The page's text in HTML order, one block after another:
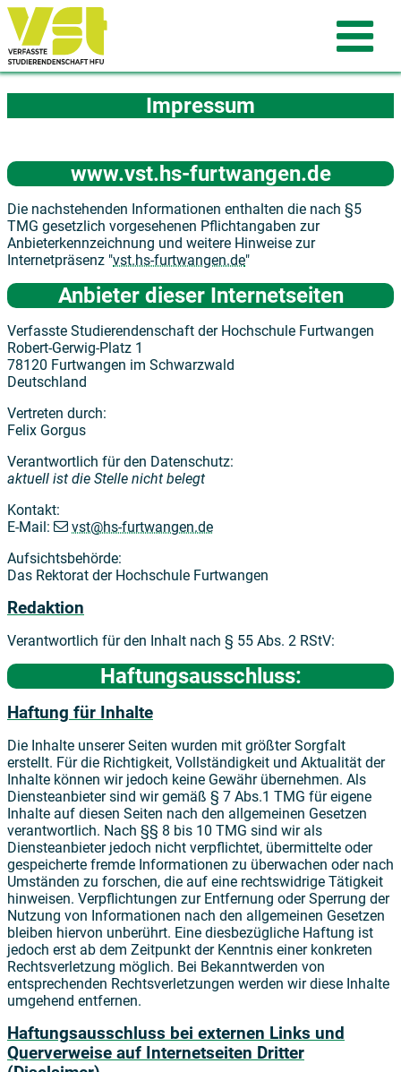
Impressum
www.vst.hs-furtwangen.de
Die nachstehenden Informationen enthalten die nach §5
TMG gesetzlich vorgesehenen Pflichtangaben zur
Anbieterkennzeichnung und weitere Hinweise zur
Internetpräsenz "vst.hs-furtwangen.de"
Anbieter dieser Internetseiten
Verfasste Studierendenschaft der Hochschule Furtwangen
Robert-Gerwig-Platz 1
78120 Furtwangen im Schwarzwald
Deutschland
Vertreten durch:
Felix Gorgus
Verantwortlich für den Datenschutz:
aktuell ist die Stelle nicht belegt
Kontakt:
E-Mail:
vst@hs-furtwangen.de
Aufsichtsbehörde:
Das Rektorat der Hochschule Furtwangen
Redaktion
Verantwortlich für den Inhalt nach § 55 Abs. 2 RStV:
Haftungsausschluss:
Haftung für Inhalte
Die Inhalte unserer Seiten wurden mit größter Sorgfalt
erstellt. Für die Richtigkeit, Vollständigkeit und Aktualität der
Inhalte können wir jedoch keine Gewähr übernehmen. Als
Diensteanbieter sind wir gemäß § 7 Abs.1 TMG für eigene
Inhalte auf diesen Seiten nach den allgemeinen Gesetzen
verantwortlich. Nach §§ 8 bis 10 TMG sind wir als
Diensteanbieter jedoch nicht verpflichtet, übermittelte oder
gespeicherte fremde Informationen zu überwachen oder nach
Umständen zu forschen, die auf eine rechtswidrige Tätigkeit
hinweisen. Verpflichtungen zur Entfernung oder Sperrung der
Nutzung von Informationen nach den allgemeinen Gesetzen
bleiben hiervon unberührt. Eine diesbezügliche Haftung ist
jedoch erst ab dem Zeitpunkt der Kenntnis einer konkreten
Rechtsverletzung möglich. Bei Bekanntwerden von
entsprechenden Rechtsverletzungen werden wir diese Inhalte
umgehend entfernen.
Haftungsausschluss bei externen Links und
Querverweise auf Internetseiten Dritter